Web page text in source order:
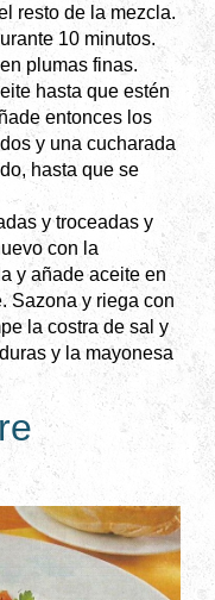
resto de la mezcla.
10 minutos.
plumas finas.
hasta que estén
entonces los
y una cucharada
hasta que se
y troceadas y
con la
y añade aceite en
Sazona y riega con
la costra de sal y
y la mayonesa